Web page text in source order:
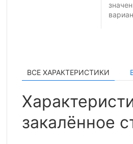
ВСЕ ХАРАКТЕРИСТИКИ
закалённое